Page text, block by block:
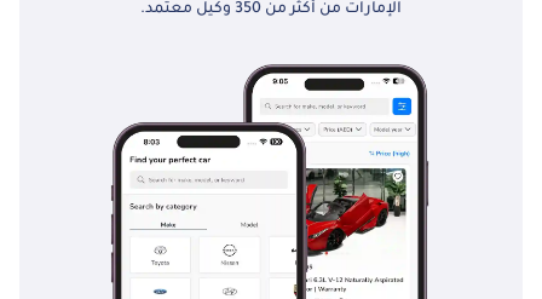
الإمارات من أكثر من 350 وكيل معتمد.